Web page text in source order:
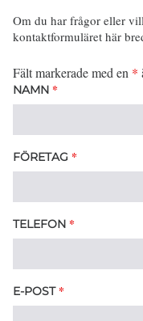
Om du har frågor eller
kontaktformuläret här
Fält markerade med en *
NAMN *
FÖRETAG *
TELEFON *
E-POST *